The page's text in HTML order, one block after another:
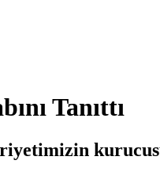
Tanıttı